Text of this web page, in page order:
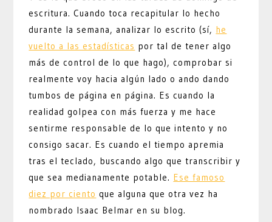
escritura. Cuando toca recapitular lo hecho
durante la semana, analizar lo escrito (sí, he
vuelto a las estadísticas por tal de tener algo
más de control de lo que hago), comprobar si
realmente voy hacia algún lado o ando dando
tumbos de página en página. Es cuando la
realidad golpea con más fuerza y me hace
sentirme responsable de lo que intento y no
consigo sacar. Es cuando el tiempo apremia
tras el teclado, buscando algo que transcribir y
que sea medianamente potable. Ese famoso
diez por ciento que alguna que otra vez ha
nombrado Isaac Belmar en su blog.